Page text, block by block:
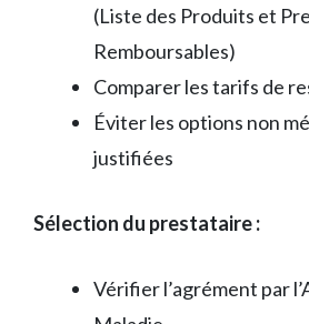
(Liste des Produits et
Remboursables)
Comparer les tarifs de
Éviter les options non
justifiées
Sélection du prestataire :
Vérifier l’agrément par